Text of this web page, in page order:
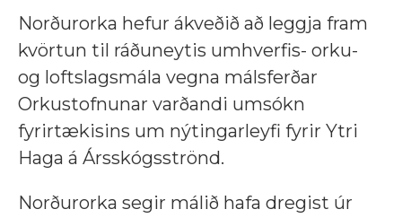
Norðurorka hefur ákveðið að leggja fram
kvörtun til ráðuneytis umhverfis- orku-
og loftslagsmála vegna málsferðar
Orkustofnunar varðandi umsókn
fyrirtækisins um nýtingarleyfi fyrir Ytri
Haga á Ársskógsströnd.
Norðurorka segir málið hafa dregist úr